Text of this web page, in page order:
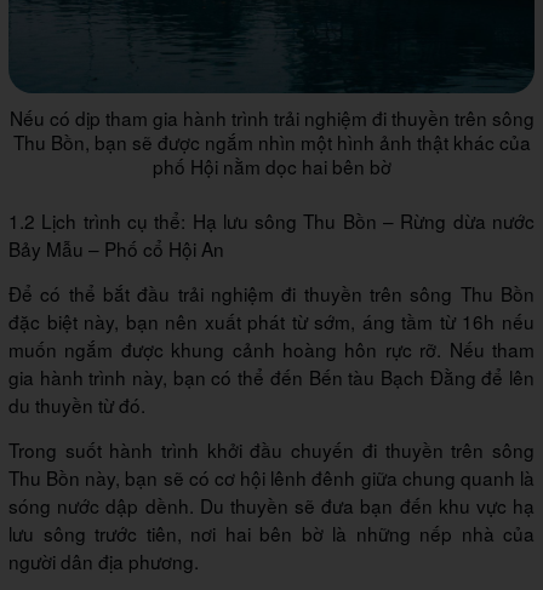
Nếu có dịp tham gia hành trình trải nghiệm đi thuyền trên sông
Thu Bồn, bạn sẽ được ngắm nhìn một hình ảnh thật khác của
phố Hội nằm dọc hai bên bờ
1.2 Lịch trình cụ thể: Hạ lưu sông Thu Bồn – Rừng dừa nước
Bảy Mẫu – Phố cổ Hội An
Để có thể bắt đầu trải nghiệm đi thuyền trên sông Thu Bồn
đặc biệt này, bạn nên xuất phát từ sớm, áng tầm từ 16h nếu
muốn ngắm được khung cảnh hoàng hôn rực rỡ. Nếu tham
gia hành trình này, bạn có thể đến Bến tàu Bạch Đằng để lên
du thuyền từ đó.
Trong suốt hành trình khởi đầu chuyến đi thuyền trên sông
Thu Bồn này, bạn sẽ có cơ hội lênh đênh giữa chung quanh là
sóng nước dập dềnh. Du thuyền sẽ đưa bạn đến khu vực hạ
lưu sông trước tiên, nơi hai bên bờ là những nếp nhà của
người dân địa phương.